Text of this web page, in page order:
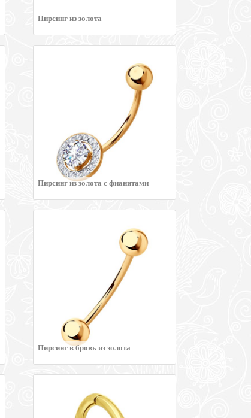
Пирсинг из золота
Пирсинг из золота с фианитами
Пирсинг в бровь из золота